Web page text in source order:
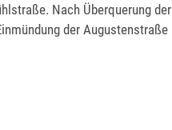
Nach Überquerung der
der Augustenstraße